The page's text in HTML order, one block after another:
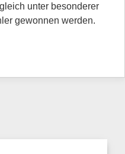
unter besonderer
gewonnen werden.